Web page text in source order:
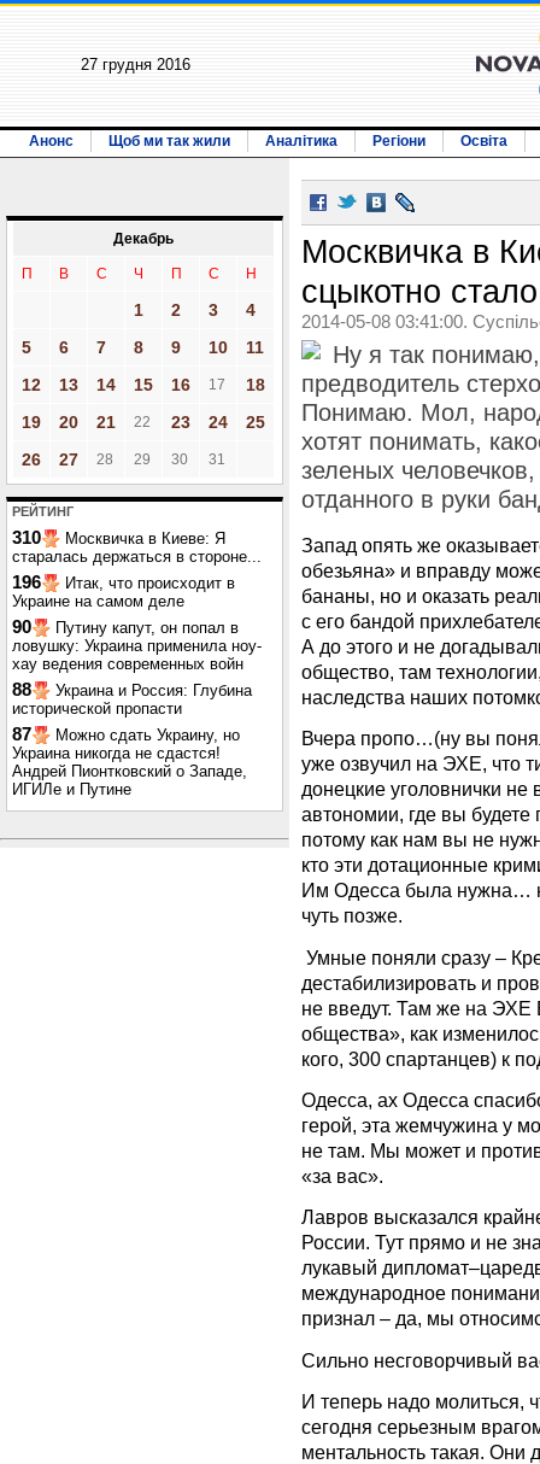
27 грудня 2016
Анонс Щоб ми так жили Аналітика Регіони Освіта
Декабрь
П В С Ч П С Н
1 2 3
4
5
6 7 8 9 10
11
12
13 14 15 16 17
18
19
20 21 22 23 24
25
26
27 28 29 30 31
РЕЙТИНГ
310
Москвичка в Киеве: Я
старалась держаться в стороне...
196
Итак, что происходит в
Украине на самом деле
90
Путину капут, он попал в
ловушку: Украина применила ноу-
хау ведения современных войн
88
Украина и Россия: Глубина
исторической пропасти
87
Можно сдать Украину, но
Украина никогда не сдастся!
Андрей Пионтковский о Западе,
ИГИЛе и Путине
Москвичка в
сцыкотно
2014-05-08 03:41:00.
Ну я так
предводитель
Понимаю. Мол,
хотят понимать,
зеленых
отданного в руки
Запад опять же
обезьяна» и вправду
бананы, но и оказать
с его бандой
А до этого и не
общество, там
наследства наших
Вчера пропо…(ну вы
уже озвучил на ЭХЕ, что
донецкие уголовнички
автономии, где вы будете
потому как нам вы не
кто эти дотационные
Им Одесса была нужна…
чуть позже.
Умные поняли сразу –
дестабилизировать и
не введут. Там же на
общества», как
кого, 300 спартанцев) к
Одесса, ах Одесса
герой, эта жемчужина у
не там. Мы может и
«за вас».
Лавров высказался
России. Тут прямо и не
лукавый
международное
признал – да, мы
Сильно несговорчивый
И теперь надо молиться,
сегодня серьезным
ментальность такая. Они